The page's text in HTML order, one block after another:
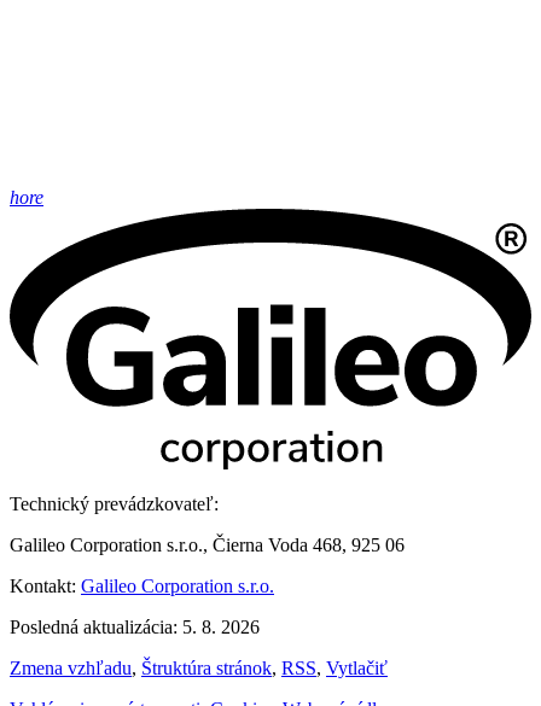
hore
Technický prevádzkovateľ:
Galileo Corporation s.r.o., Čierna Voda 468, 925 06
Kontakt: Galileo Corporation s.r.o.
Posledná aktualizácia: 5. 8. 2026
Zmena vzhľadu, Štruktúra stránok, RSS, Vytlačiť